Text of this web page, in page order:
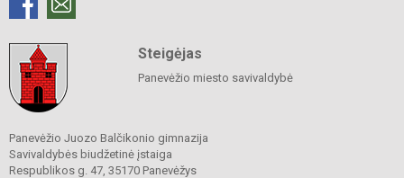
Steigėjas
Panevėžio miesto savivaldybė
Panevėžio Juozo Balčikonio gimnazija
Savivaldybės biudžetinė įstaiga
Respublikos g. 47, 35170 Panevėžys